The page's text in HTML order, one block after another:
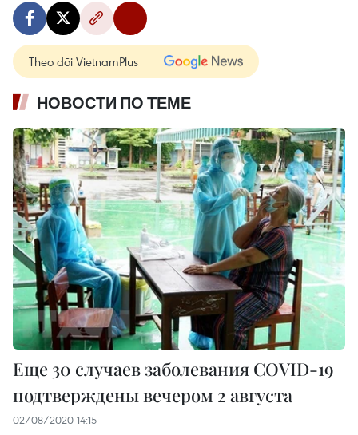
Theo dõi VietnamPlus
НОВОСТИ ПО ТЕМЕ
Еще 30 случаев заболевания COVID-19
подтверждены вечером 2 августа
02/08/2020 14:15